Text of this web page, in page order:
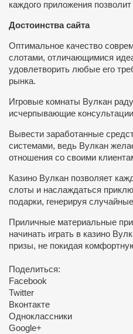
каждого приложения
Достоинства сайта
Оптимальное качество
слотами, отличающимися
удовлетворить любые его
рынка.
Игровые комнаты Вулкан
исчерпывающие
Вывести заработанные
системами, ведь Вулкан
отношения со своими
Казино Вулкан позволяет
слоты и наслаждаться
подарки, генерируя
Приличные материальные
начинать играть в казино
призы, не покидая
Поделиться:
Facebook
Twitter
Вконтакте
Одноклассники
Google+